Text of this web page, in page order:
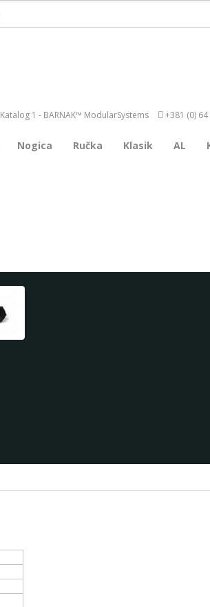
Katalog 1 - BARNAK™ ModularSystems +381 (0)
Nogica Ručka Klasik AL